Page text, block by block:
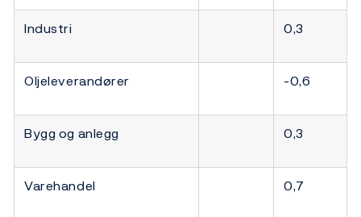
Industri 0,3
Oljeleverandører -0,6
Bygg og anlegg 0,3
Varehandel 0,7